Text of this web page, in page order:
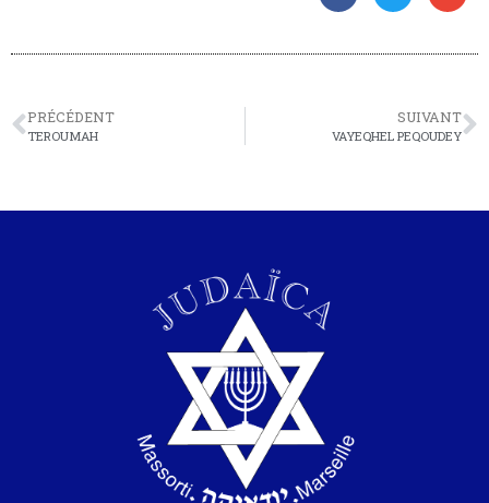
PRÉCÉDENT
TEROUMAH
SUIVANT
VAYEQHEL PEQOUDEY